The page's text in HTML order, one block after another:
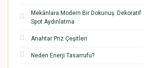
Mekânlara Modern Bir Dokunuş: Dekoratif
Spot Aydınlatma
Anahtar Priz Çeşitleri
Neden Enerji Tasarrufu?